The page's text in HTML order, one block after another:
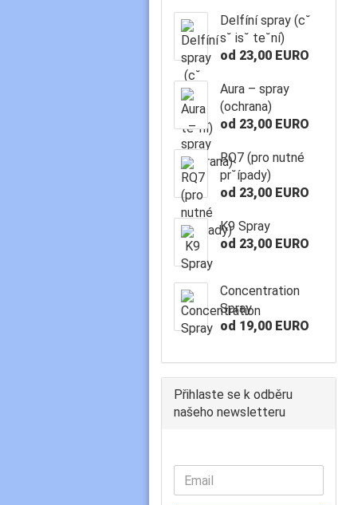
Delfíní spray (c˘
s˘ is˘ te˘ní)
od 23,00 EURO
Aura – spray
(ochrana)
od 23,00 EURO
RQ7 (pro nutné
pr˘ípady)
od 23,00 EURO
K9 Spray
od 23,00 EURO
Concentration
Spray
od 19,00 EURO
Přihlaste se k odběru
našeho newsletteru